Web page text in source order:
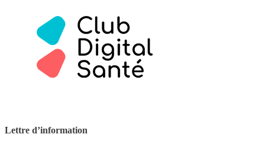
Lettre d’information